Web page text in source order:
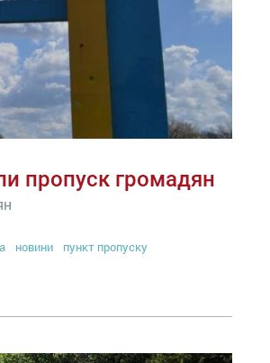
пропуск громадян
новини пункт пропуску